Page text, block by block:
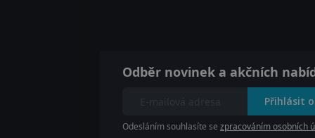
Odběr novinek a akčních
Přihlásit
Odesláním souhlasíte se zpracováním osobních